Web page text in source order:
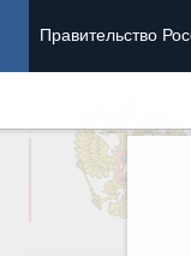
Правительство